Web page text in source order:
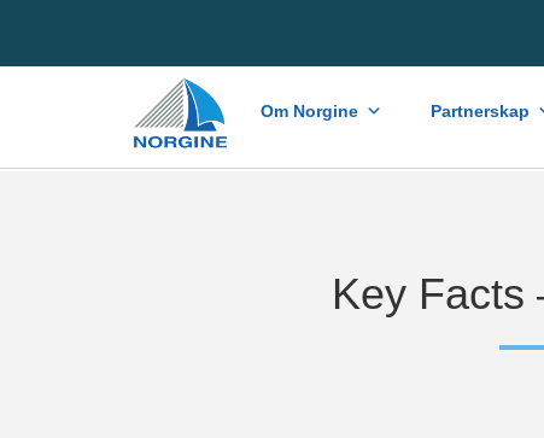
Home Om Norgine Partnerskap
Key Facts